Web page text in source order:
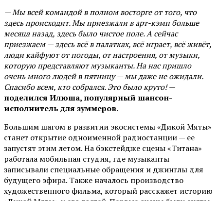
— Мы всей командой в полном восторге от того, что
здесь происходит. Мы приезжали в арт-кэмп больше
месяца назад, здесь было чистое поле. А сейчас
приезжаем — здесь всё в палатках, всё играет, всё живёт,
люди кайфуют от погоды, от настроения, от музыки,
которую представляют музыканты. На нас пришло
очень много людей в пятницу — мы даже не ожидали.
Спасибо всем, кто собрался. Это было круто!—
поделился Илюша, популярный шансон-
исполнитель для зуммеров.
Большим шагом в развитии экосистемы «Дикой Мяты»
станет открытие одноименной радиостанции — ее
запустят этим летом. На бэкстейдже сцены «Титана»
работала мобильная студия, где музыканты
записывали специальные обращения и джинглы для
будущего эфира. Также началось производство
художественного фильма, который расскажет историю